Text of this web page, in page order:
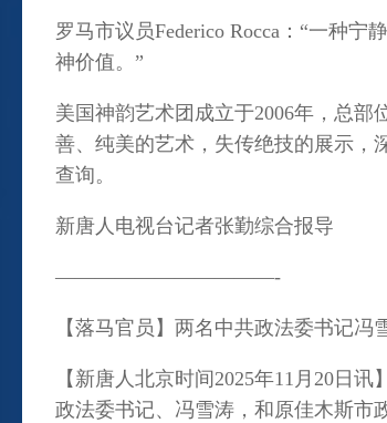
罗马市议员Federico Rocca：“一种
神价值。”
美国神韵艺术团成立于2006年，总
善、纯美的艺术，失传绝技的展示，
查询。
新唐人电视台记者张勤综合报导
———————————-
【落马官员】两名中共政法委书记
【新唐人北京时间2025年11月20日
政法委书记、冯雪涛，和原佳木斯市